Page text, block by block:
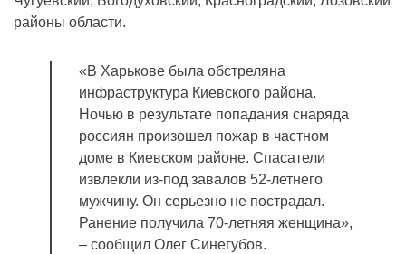
районы области.
«В Харькове была обстреляна
инфраструктура Киевского района.
Ночью в результате попадания снаряда
россиян произошел пожар в частном
доме в Киевском районе. Спасатели
извлекли из-под завалов 52-летнего
мужчину. Он серьезно не пострадал.
Ранение получила 70-летняя женщина»,
– сообщил Олег Синегубов.